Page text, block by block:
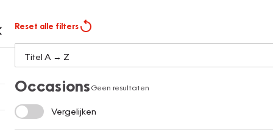
Reset alle filters
OccasionsGeen resultaten
Vergelijken